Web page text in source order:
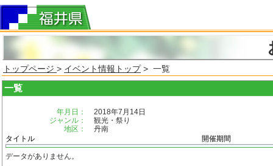
トップページ > イベント情報トップ> 一覧
一覧
年月日：
2018年7月14日
ジャンル：
観光・祭り
地区：
丹南
タイトル
開催期間
データがありません。